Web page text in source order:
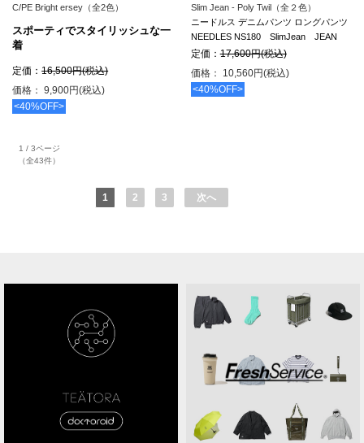
C/PE Bright ersey（全2色）
スポーティでスタイリッシュな一
着
定価：16,500円(税込)
価格： 9,900円(税込)
<40%OFF>
Slim Jean - Poly Twil（全２色）
ニードルス デニムパンツ ロングパンツ
NEEDLES NS180 SlimJean JEAN
定価：17,600円(税込)
価格： 10,560円(税込)
<40%OFF>
1 / 3ページ
（全43件）
1 2 3 次へ